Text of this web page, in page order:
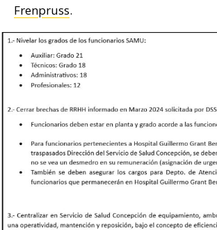
Frenpruss.